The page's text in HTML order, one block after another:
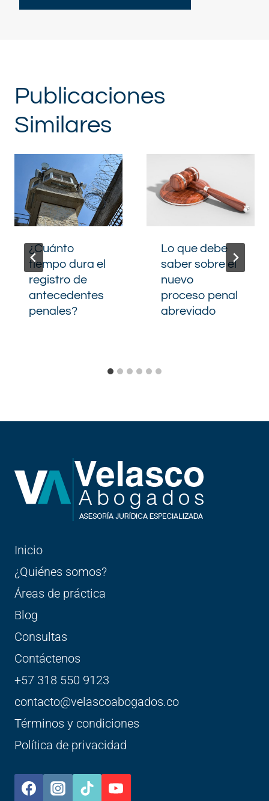
Publicaciones
Similares
¿Cuánto
tiempo dura el
registro de
antecedentes
penales?
Lo que debe
saber sobre el
nuevo
proceso penal
abreviado
Inicio
¿Quiénes somos?
Áreas de práctica
Blog
Consultas
Contáctenos
+57 318 550 9123
contacto@velascoabogados.co
Términos y condiciones
Política de privacidad